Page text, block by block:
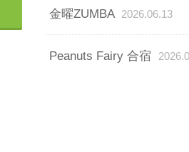
金曜ZUMBA 2026.06.13
Peanuts Fairy 合宿